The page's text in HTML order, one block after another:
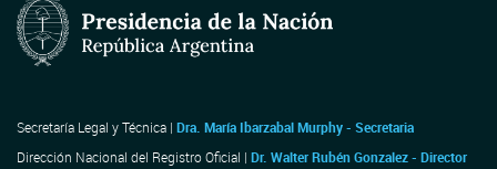
Secretaría Legal y Técnica | Dra. María Ibarzabal Murphy - Secretaria
Dirección Nacional del Registro Oficial | Dr. Walter Rubén Gonzalez - Director